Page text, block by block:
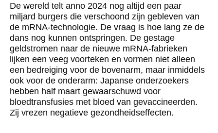
De wereld telt anno 2024 nog altijd een paar
miljard burgers die verschoond zijn gebleven van
de mRNA-technologie. De vraag is hoe lang ze de
dans nog kunnen ontspringen. De gestage
geldstromen naar de nieuwe mRNA-fabrieken
lijken een veeg voorteken en vormen niet alleen
een bedreiging voor de bovenarm, maar inmiddels
ook voor de onderarm: Japanse onderzoekers
hebben half maart gewaarschuwd voor
bloedtransfusies met bloed van gevaccineerden.
Zij vrezen negatieve gezondheidseffecten.